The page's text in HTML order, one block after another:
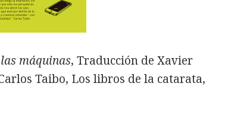
máquinas, Traducción de Xavier
Taibo, Los libros de la catarata,